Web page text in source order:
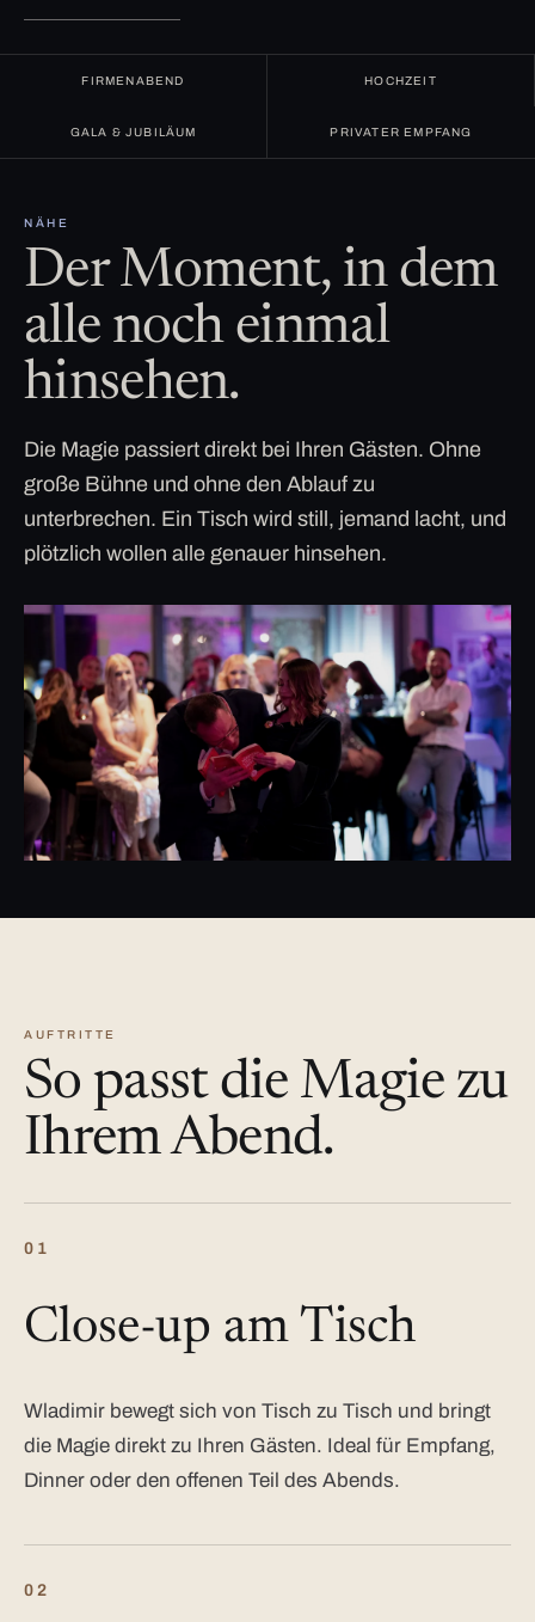
FIRMENABEND HOCHZEIT
GALA & JUBILÄUM PRIVATER EMPFANG
NÄHE
Der Moment, in dem
alle noch einmal
hinsehen.
Die Magie passiert direkt bei Ihren Gästen. Ohne
große Bühne und ohne den Ablauf zu
unterbrechen. Ein Tisch wird still, jemand lacht, und
plötzlich wollen alle genauer hinsehen.
AUFTRITTE
So passt die Magie zu
Ihrem Abend.
01
Close-up am Tisch
Wladimir bewegt sich von Tisch zu Tisch und bringt
die Magie direkt zu Ihren Gästen. Ideal für Empfang,
Dinner oder den offenen Teil des Abends.
02